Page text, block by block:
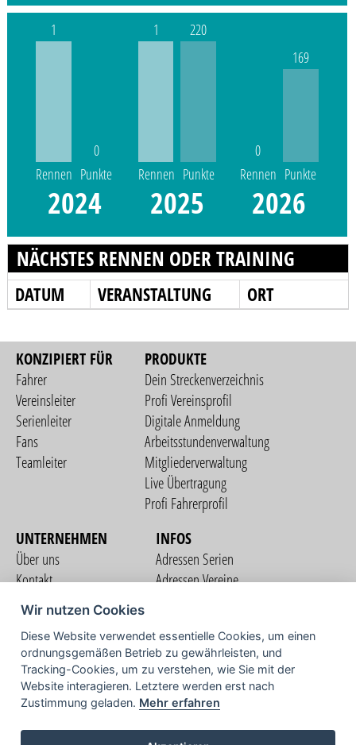
1
Rennen
0
Punkte
2024
1
Rennen
220
Punkte
2025
0
Rennen
169
Punkte
2026
NÄCHSTES RENNEN ODER TRAINING
DATUM VERANSTALTUNG ORT
KONZIPIERT FÜR
Fahrer
Vereinsleiter
Serienleiter
Fans
Teamleiter
PRODUKTE
Dein Streckenverzeichnis
Profi Vereinsprofil
Digitale Anmeldung
Arbeitsstundenverwaltung
Mitgliederverwaltung
Live Übertragung
Profi Fahrerprofil
UNTERNEHMEN
Über uns
Kontakt
Nutzungsbedingungen
Datenschutzerklärung
Impressum
INFOS
Adressen Serien
Adressen Vereine
COMMUNITY
TV
Wir nutzen Cookies
Diese Website verwendet essentielle Cookies, um einen
ordnungsgemäßen Betrieb zu gewährleisten, und
Tracking-Cookies, um zu verstehen, wie Sie mit der
Website interagieren. Letztere werden erst nach
Zustimmung geladen. Mehr erfahren